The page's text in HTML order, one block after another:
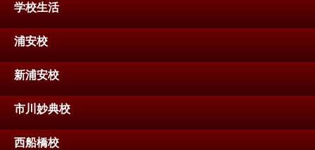
学校生活
浦安校
新浦安校
市川妙典校
西船橋校